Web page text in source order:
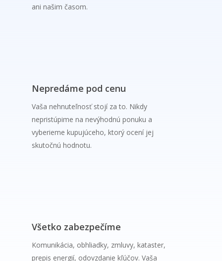
ani našim časom.
Nepredáme pod cenu
Vaša nehnuteľnosť stojí za to. Nikdy
nepristúpime na nevýhodnú ponuku a
vyberieme kupujúceho, ktorý ocení jej
skutočnú hodnotu.
Všetko zabezpečíme
Komunikácia, obhliadky, zmluvy, kataster,
prepis energií, odovzdanie kľúčov. Vaša